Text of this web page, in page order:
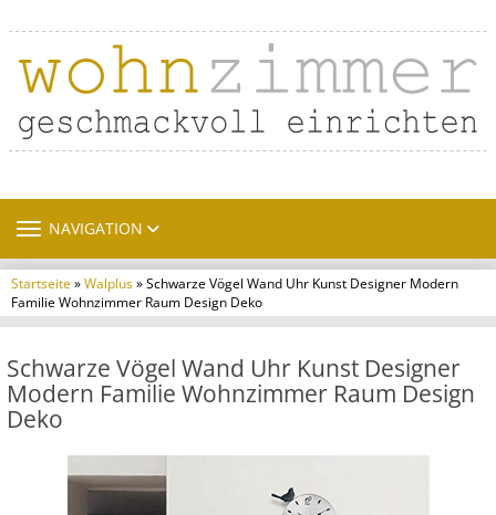
TOGGLE NAVIGATION
NAVIGATION
Startseite»Walplus» Schwarze Vögel Wand Uhr Kunst Designer Modern
Familie Wohnzimmer Raum Design Deko
Schwarze Vögel Wand Uhr Kunst Designer
Modern Familie Wohnzimmer Raum Design
Deko